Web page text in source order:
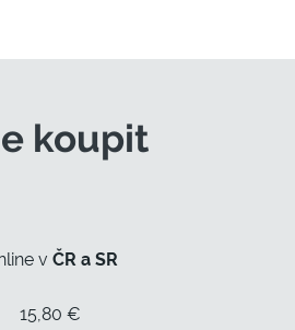
koupit
v ČR a SR
15,80 €